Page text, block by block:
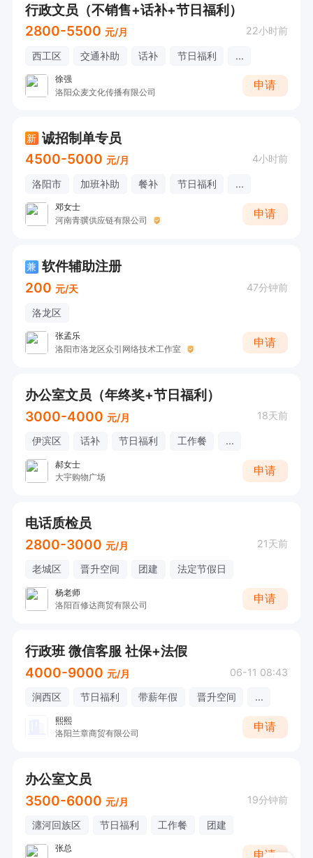
行政文员（不销售+话补+节日福利）
2800-5500 元/月 22小时前
西工区 交通补助 话补 节日福利 ...
徐强
洛阳众麦文化传播有限公司
申请
新 诚招制单专员
4500-5000 元/月 4小时前
洛阳市 加班补助 餐补 节日福利 ...
邓女士
河南青骥供应链有限公司
申请
兼 软件辅助注册
200 元/天 47分钟前
洛龙区
张孟乐
洛阳市洛龙区众引网络技术工作室
申请
办公室文员（年终奖+节日福利）
3000-4000 元/月 18天前
伊滨区 话补 节日福利 工作餐 ...
郝女士
大宇购物广场
申请
电话质检员
2800-3000 元/月 21天前
老城区 晋升空间 团建 法定节假日
杨老师
洛阳百修达商贸有限公司
申请
行政班 微信客服 社保+法假
4000-9000 元/月 06-11 08:43
涧西区 节日福利 带薪年假 晋升空间 ...
熙熙
洛阳兰章商贸有限公司
申请
办公室文员
3500-6000 元/月 19分钟前
瀍河回族区 节日福利 工作餐 团建
张总
申请